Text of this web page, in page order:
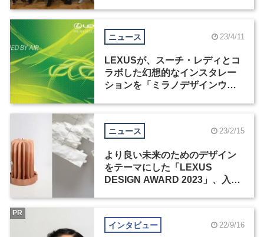
ニュース 23/4/11
LEXUSが、スーチ・レディとコ
ラボした幻想的なインスタレー
ションを「ミラノデザインウィ
ニュース 23/2/15
より良い未来のためのデザイン
をテーマにした「LEXUS
DESIGN AWARD 2023」、入賞
インタビュー 22/9/16
PR